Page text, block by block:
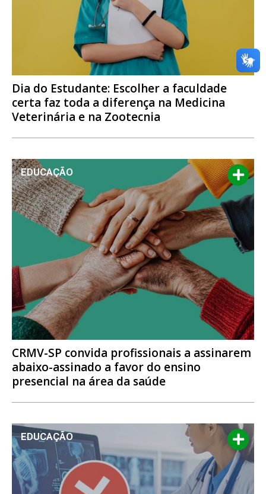
Dia do Estudante: Escolher a faculdade
certa faz toda a diferença na Medicina
Veterinária e na Zootecnia
EDUCAÇÃO
CRMV-SP convida profissionais a assinarem
abaixo-assinado a favor do ensino
presencial na área da saúde
EDUCAÇÃO